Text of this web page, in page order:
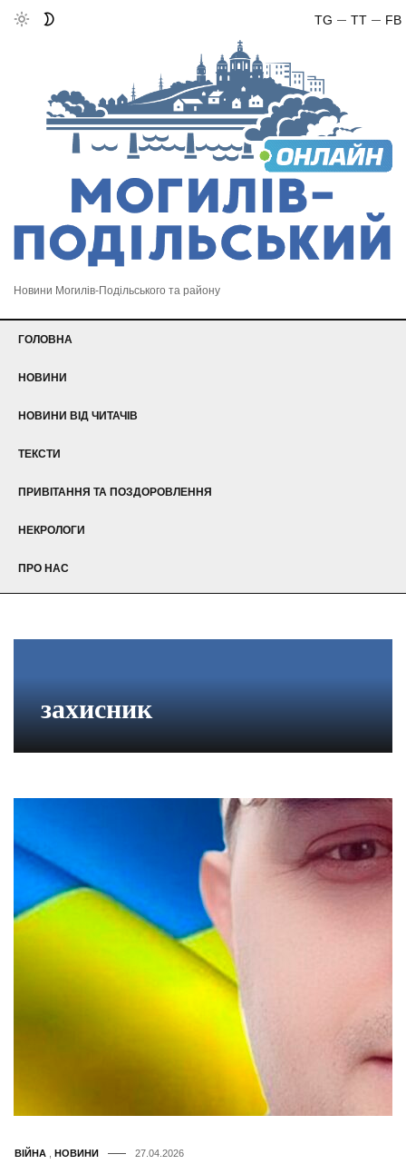
FB
TT
TG
Новини Могилів-Подільського та району
ГОЛОВНА
НОВИНИ
НОВИНИ ВІД ЧИТАЧІВ
ТЕКСТИ
ПРИВІТАННЯ ТА ПОЗДОРОВЛЕННЯ
НЕКРОЛОГИ
ПРО НАС
захисник
ВІЙНА НОВИНИ 27.04.2026